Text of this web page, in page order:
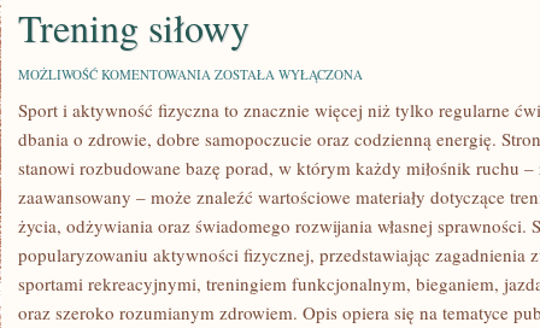
Trening siłowy
MOŻLIWOŚĆ KOMENTOWANIA TRENING
ZOSTAŁA WYŁĄCZONA
Sport i aktywność fizyczna to znacznie więcej niż tylko regularne
dbania o zdrowie, dobre samopoczucie oraz codzienną energię.
stanowi rozbudowane bazę porad, w którym każdy miłośnik ruchu
zaawansowany – może znaleźć wartościowe materiały dotyczące
życia, odżywiania oraz świadomego rozwijania własnej sprawności.
popularyzowaniu aktywności fizycznej, przedstawiając zagadnienia
sportami rekreacyjnymi, treningiem funkcjonalnym, bieganiem,
oraz szeroko rozumianym zdrowiem. Opis opiera się na tematyce